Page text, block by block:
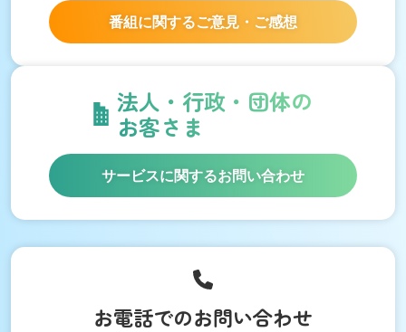
番組に関するご意見・ご感想
法人・行政・団体の
お客さま
サービスに関するお問い合わせ
お電話でのお問い合わせ